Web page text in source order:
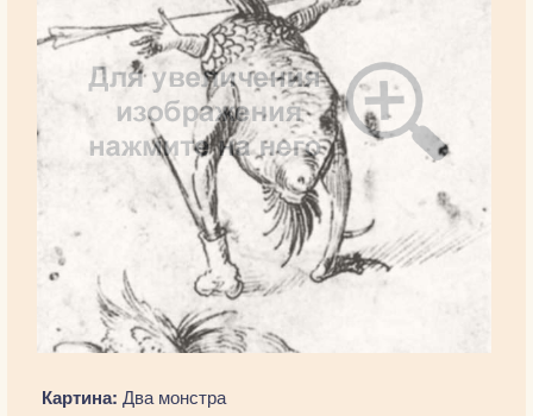
Картина: Два монстра